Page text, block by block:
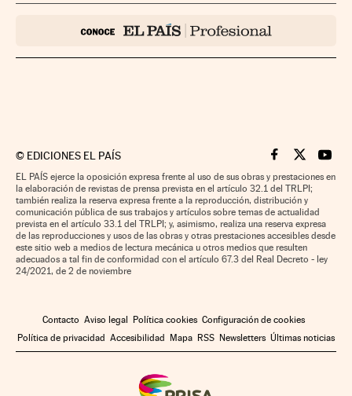
© EDICIONES EL PAÍS Cinco Días en
Cinco Días
Cinco
EL PAÍS ejerce la oposición expresa frente al uso de sus obras y prestaciones en
la elaboración de revistas de prensa prevista en el artículo 32.1 del TRLPI;
también realiza la reserva expresa frente a la reproducción, distribución y
comunicación pública de sus trabajos y artículos sobre temas de actualidad
prevista en el artículo 33.1 del TRLPI; y, asimismo, realiza una reserva expresa
de las reproducciones y usos de las obras y otras prestaciones accesibles desde
este sitio web a medios de lectura mecánica u otros medios que resulten
adecuados a tal fin de conformidad con el artículo 67.3 del Real Decreto - ley
24/2021, de 2 de noviembre
Contacto Aviso legal Política cookies Configuración de cookies
Política de privacidad Accesibilidad Mapa RSS Newsletters Últimas noticias